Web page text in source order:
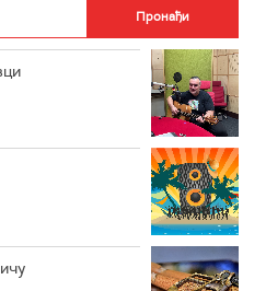
РАДИО РОКЕНРОЛЕР
РАДИО ЏЕЗЕР